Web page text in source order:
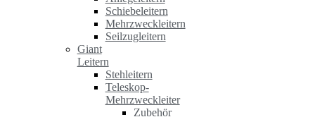
Schiebeleitern
Mehrzweckleitern
Seilzugleitern
Giant
Leitern
Stehleitern
Teleskop-
Mehrzweckleiter
Zubehör